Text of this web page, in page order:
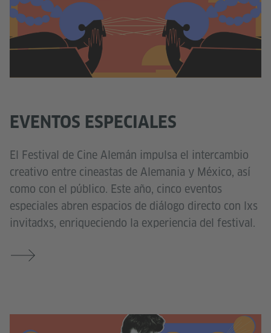
EVENTOS ESPECIALES
El Festival de Cine Alemán impulsa el intercambio
creativo entre cineastas de Alemania y México, así
como con el público. Este año, cinco eventos
especiales abren espacios de diálogo directo con lxs
invitadxs, enriqueciendo la experiencia del festival.